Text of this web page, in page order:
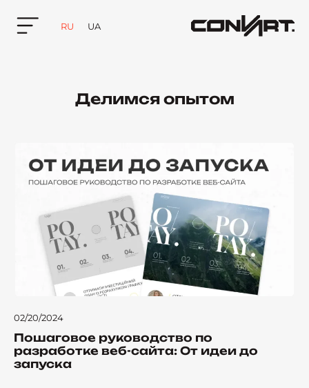
RU UA
Делимся опытом
02/20/2024
Пошаговое руководство по
разработке веб-сайта: От идеи до
запуска